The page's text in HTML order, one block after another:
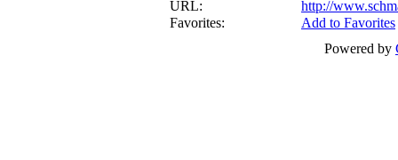
URL:
http://
Favorites:
Add to Favorites
Powered by